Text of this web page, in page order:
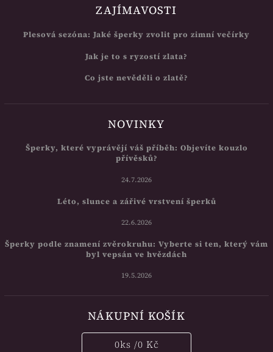
ZAJÍMAVOSTI
Plesová sezóna: Jaké šperky zvolit pro zimní večírky
Jak je to s ryzostí zlata?
Co jste nevěděli o zlatě?
NOVINKY
Šperky, které vyprávějí váš příběh: Objevíte kouzlo
přívěsků?
24.7.2026
Léto, slunce a zářivé vrstvení šperků
22.6.2026
Šperky podle znamení zvěrokruhu: Vyberte si ten, který vám
byl vepsán ve hvězdách
19.5.2026
NÁKUPNÍ KOŠÍK
0ks /0 Kč